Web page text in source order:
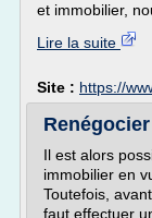
et immobilier,
Lire la suite
Site : https://
Il est alors
immobilier en
Toutefois,
faut effectuer